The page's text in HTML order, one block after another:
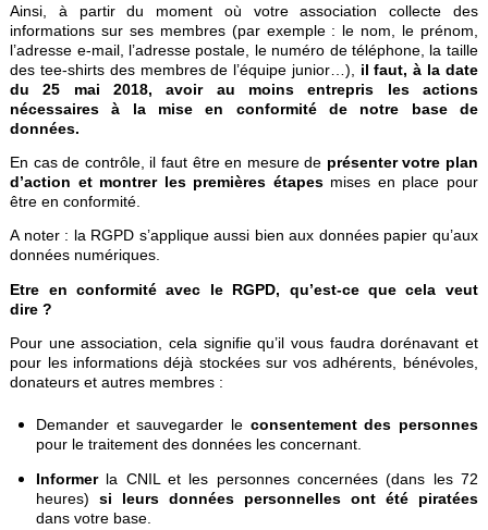
Ainsi, à partir du moment où votre association collecte des
informations sur ses membres (par exemple : le nom, le prénom,
l’adresse e-mail, l’adresse postale, le numéro de téléphone, la taille
des tee-shirts des membres de l’équipe junior…), il faut, à la date
du 25 mai 2018, avoir au moins entrepris les actions
nécessaires à la mise en conformité de notre base de
données.
En cas de contrôle, il faut être en mesure de présenter votre plan
d’action et montrer les premières étapesmises en place pour
être en conformité.
A noter : la RGPD s’applique aussi bien aux données papier qu’aux
données numériques.
Etre en conformité avec le RGPD, qu’est-ce que cela veut
dire ?
Pour une association, cela signifie qu’il vous faudra dorénavant et
pour les informations déjà stockées sur vos adhérents, bénévoles,
donateurs et autres membres :
Demander et sauvegarder le consentement des personnes
pour le traitement des données les concernant.
Informerla CNIL et les personnes concernées (dans les 72
heures)si leurs données personnelles ont été piratées
dans votre base.